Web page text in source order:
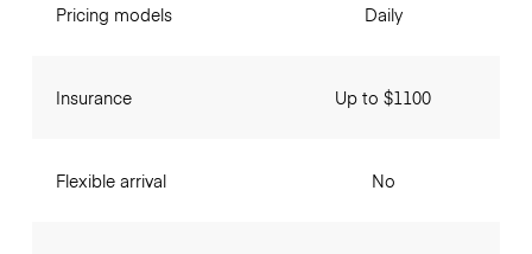
Pricing models
Insurance
Flexible arrival
Daily
Up to $1100
No